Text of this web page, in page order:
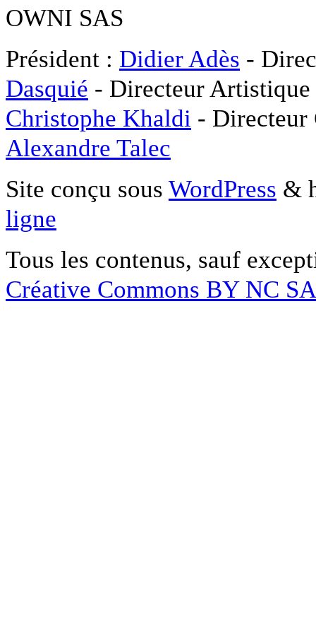
OWNI SAS
Président : Didier Adès -
Dasquié - Directeur
Christophe Khaldi -
Alexandre Talec
Site conçu sous WordPress &
ligne
Tous les contenus, sauf
Créative Commons BY NC SA